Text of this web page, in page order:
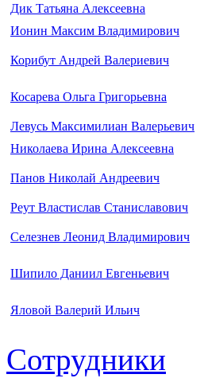
Дик Татьяна Алексеевна
Ионин Максим Владимирович
Корибут Андрей Валериевич
Косарева Ольга Григорьевна
Левусь Максимилиан Валерьевич
Николаева Ирина Алексеевна
Панов Николай Андреевич
Реут Властислав Станиславович
Селезнев Леонид Владимирович
Шипило Даниил Евгеньевич
Яловой Валерий Ильич
Сотрудники